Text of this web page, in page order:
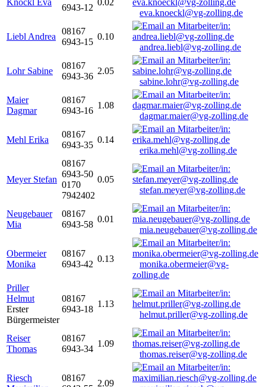
Knöckl Eva
6943-12
0.02
eva.knoeckl@vg-zolling.de
Liebl Andrea
08167
6943-15
0.10
andrea.liebl@vg-zolling.de
Lohr Sabine
08167
6943-36
2.05
sabine.lohr@vg-zolling.de
Maier
Dagmar
08167
6943-16
1.08
dagmar.maier@vg-zolling.de
Mehl Erika
08167
6943-35
0.14
erika.mehl@vg-zolling.de
Meyer Stefan
08167
6943-50
0170
7942402
0.05
stefan.meyer@vg-zolling.de
Neugebauer
Mia
08167
6943-58
0.01
mia.neugebauer@vg-zolling.de
Obermeier
Monika
08167
6943-42
0.13
monika.obermeier@vg-
zolling.de
Priller
Helmut
Erster
Bürgermeister
08167
6943-18
1.13
helmut.priller@vg-zolling.de
Reiser
Thomas
08167
6943-34
1.09
thomas.reiser@vg-zolling.de
Riesch
08167
2.09